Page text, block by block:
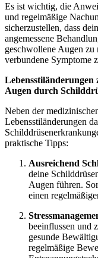
Es ist wichtig, die
und regelmäßige
sicherzustellen, dass
angemessene
geschwollene Augen zu
verbundene Symptome
Lebensstiländerungen
Augen durch
Neben der
Lebensstiländerungen
praktische Tipps:
Ausreichend
deine
Augen führen.
einen
beeinflussen und
gesunde
regelmäßige